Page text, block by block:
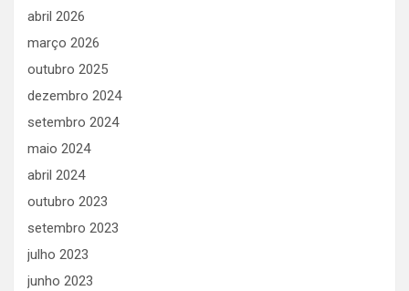
abril 2026
março 2026
outubro 2025
dezembro 2024
setembro 2024
maio 2024
abril 2024
outubro 2023
setembro 2023
julho 2023
junho 2023